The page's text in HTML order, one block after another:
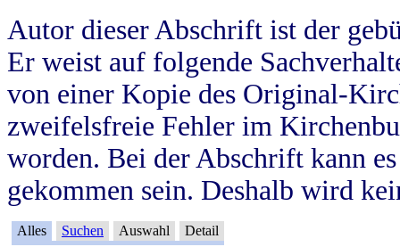
Autor dieser Abschrift ist der
Er weist auf folgende
von einer Kopie des Original-
zweifelsfreie Fehler im
worden. Bei der Abschrift kann
gekommen sein. Deshalb wird
Alles Suchen Auswahl Detail